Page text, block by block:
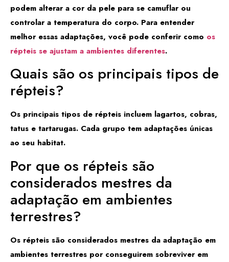
podem alterar a cor da pele para se camuflar ou
controlar a temperatura do corpo. Para entender
melhor essas adaptações, você pode conferir como os
répteis se ajustam a ambientes diferentes.
Quais são os principais tipos de
répteis?
Os principais tipos de répteis incluem lagartos, cobras,
tatus e tartarugas. Cada grupo tem adaptações únicas
ao seu habitat.
Por que os répteis são
considerados mestres da
adaptação em ambientes
terrestres?
Os répteis são considerados mestres da adaptação em
ambientes terrestres por conseguirem sobreviver em